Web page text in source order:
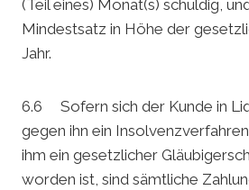
(Teil eines) Monat(s) schuldig,
Mindestsatz in Höhe der
Jahr.
6.6 Sofern sich der Kunde in
gegen ihn ein
ihm ein gesetzlicher
worden ist, sind sämtliche